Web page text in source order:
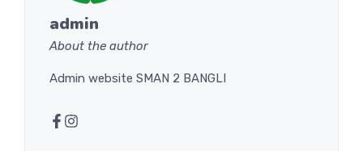
admin
About the author
Admin website SMAN 2 BANGLI